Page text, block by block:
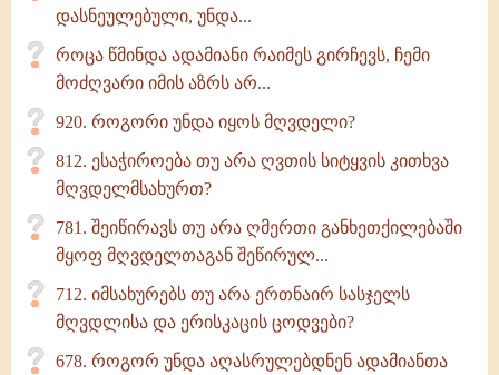
დასნეულებული, უნდა...
როცა წმინდა ადამიანი რაიმეს გირჩევს, ჩემი
მოძღვარი იმის აზრს არ...
920. როგორი უნდა იყოს მღვდელი?
812. ესაჭიროება თუ არა ღვთის სიტყვის კითხვა
მღვდელმსახურთ?
781. შეიწირავს თუ არა ღმერთი განხეთქილებაში
მყოფ მღვდელთაგან შეწირულ...
712. იმსახურებს თუ არა ერთნაირ სასჯელს
მღვდლისა და ერისკაცის ცოდვები?
678. როგორ უნდა აღასრულებდნენ ადამიანთა